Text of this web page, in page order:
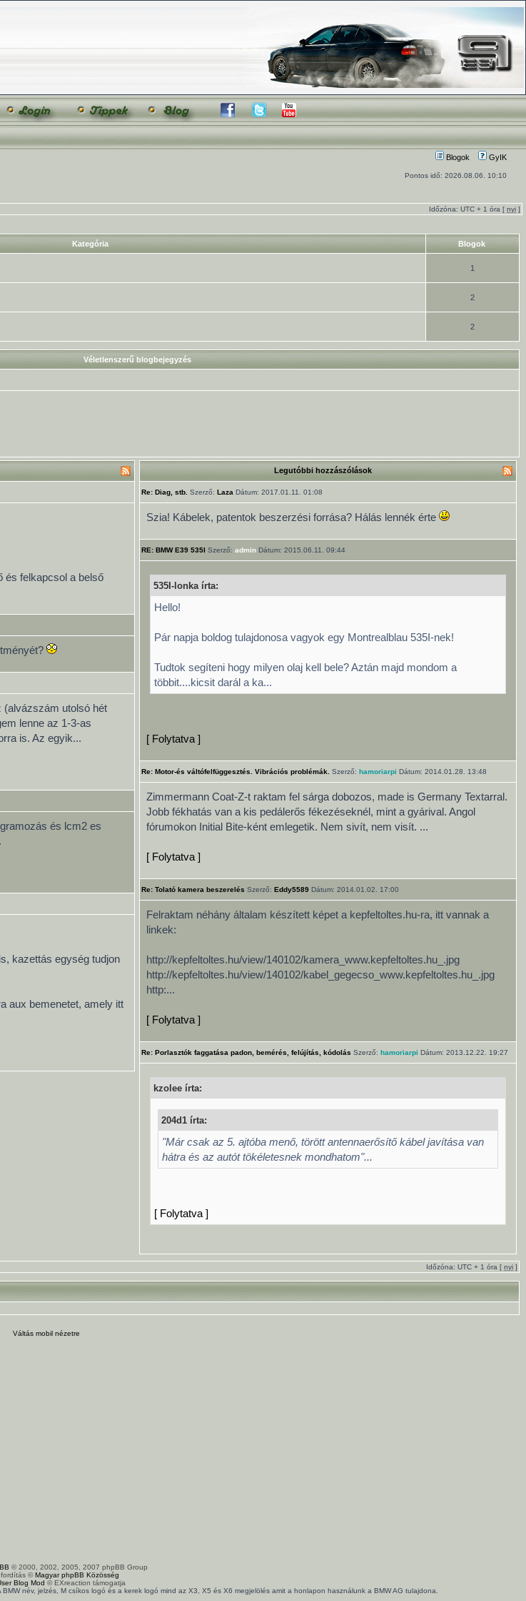
Blogok GyIK
Pontos idő: 2026.08.06. 10:10
Időzóna: UTC + 1 óra [ nyi ]
Kategória Blogok
1
2
2
Véletlenszerű blogbejegyzés
és felkapcsol a belső
(alvázszám utolsó hét
lenne az 1-3-as
is. Az egyik...
és lcm2 es
kazettás egység tudjon
aux bemenetet, amely itt
Legutóbbi hozzászólások
Re: Diag, stb. Szerző: Laza Dátum: 2017.01.11. 01:08
Szia! Kábelek, patentok beszerzési forrása? Hálás lennék érte
RE: BMW E39 535I Szerző: admin Dátum: 2015.06.11. 09:44
535I-lonka írta:
Hello!
Pár napja boldog tulajdonosa vagyok egy Montrealblau 535I-nek!
Tudtok segíteni hogy milyen olaj kell bele? Aztán majd mondom a
többit....kicsit darál a ka...
[ Folytatva ]
Re: Motor-és váltófelfüggesztés. Vibrációs problémák. Szerző: hamoriarpi Dátum: 2014.01.28. 13:48
Zimmermann Coat-Z-t raktam fel sárga dobozos, made is Germany Textarral.
Jobb fékhatás van a kis pedálerős fékezéseknél, mint a gyárival. Angol
fórumokon Initial Bite-ként emlegetik. Nem sivít, nem visít. ...
[ Folytatva ]
Re: Tolató kamera beszerelés Szerző: Eddy5589 Dátum: 2014.01.02. 17:00
Felraktam néhány általam készített képet a kepfeltoltes.hu-ra, itt vannak a
linkek:
http://kepfeltoltes.hu/view/140102/kamera_www.kepfeltoltes.hu_.jpg
http://kepfeltoltes.hu/view/140102/kabel_gegecso_www.kepfeltoltes.hu_.jpg
http:...
[ Folytatva ]
Re: Porlasztók faggatása padon, bemérés, felújítás, kódolás Szerző: hamoriarpi Dátum: 2013.12.22. 19:27
kzolee írta:
204d1 írta:
"Már csak az 5. ajtóba menő, törött antennaerősítő kábel javítása van
hátra és az autót tökéletesnek mondhatom"...
[ Folytatva ]
Időzóna: UTC + 1 óra [ nyi ]
Váltás mobil nézetre
© 2000, 2002, 2005, 2007 phpBB Group
fordítás ©Magyar phpBB Közösség
Blog Mod © EXreaction támogatja
név, jelzés, M csíkos logó és a kerek logó mind az X3, X5 és X6 megjelölés amit a honlapon használunk a BMW AG tulajdona.